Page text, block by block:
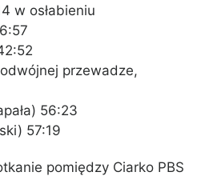
w osłabieniu
przewadze,
56:23
57:19
pomiędzy Ciarko PBS